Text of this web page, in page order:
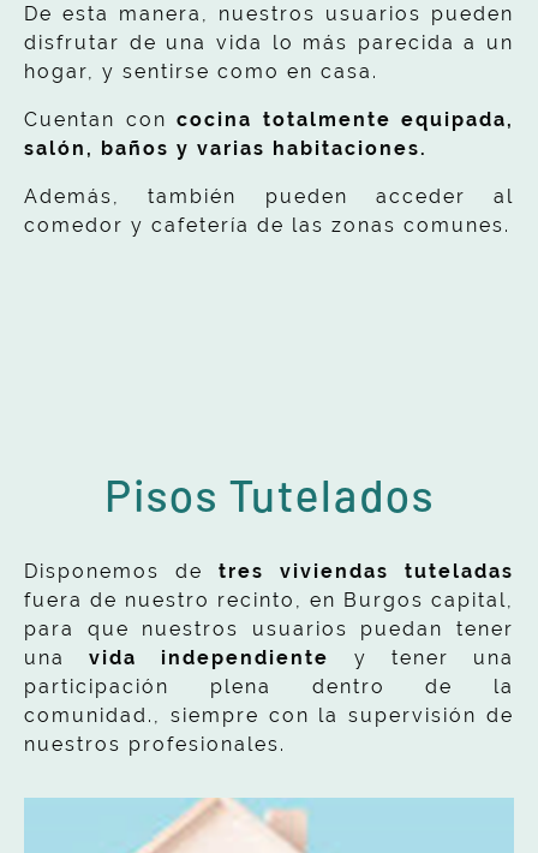
De esta manera, nuestros usuarios pueden
disfrutar de una vida lo más parecida a un
hogar, y sentirse como en casa.
Cuentan con cocina totalmente equipada,
salón, baños y varias habitaciones.
Además, también pueden acceder al
comedor y cafetería de las zonas comunes.
Pisos Tutelados
Disponemos de
tres viviendas tuteladas
fuera de nuestro recinto, en Burgos capital,
para que nuestros usuarios puedan tener
unavida independiente
y tener una
participación plena dentro de la
comunidad., siempre con la supervisión de
nuestros profesionales.